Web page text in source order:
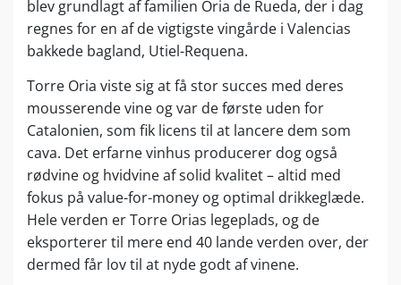
blev grundlagt af familien Oria de Rueda, der i dag
regnes for en af de vigtigste vingårde i Valencias
bakkede bagland, Utiel-Requena.
Torre Oria viste sig at få stor succes med deres
mousserende vine og var de første uden for
Catalonien, som fik licens til at lancere dem som
cava. Det erfarne vinhus producerer dog også
rødvine og hvidvine af solid kvalitet – altid med
fokus på value-for-money og optimal drikkeglæde.
Hele verden er Torre Orias legeplads, og de
eksporterer til mere end 40 lande verden over, der
dermed får lov til at nyde godt af vinene.